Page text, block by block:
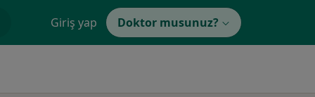
Giriş yap Doktor musunuz?